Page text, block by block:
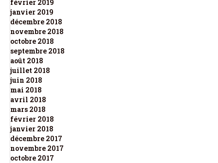
février 2019
janvier 2019
décembre 2018
novembre 2018
octobre 2018
septembre 2018
août 2018
juillet 2018
juin 2018
mai 2018
avril 2018
mars 2018
février 2018
janvier 2018
décembre 2017
novembre 2017
octobre 2017